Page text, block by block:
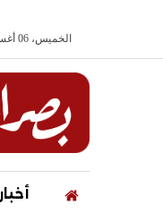
الخميس، 06 أغسطس 2026
أخبار